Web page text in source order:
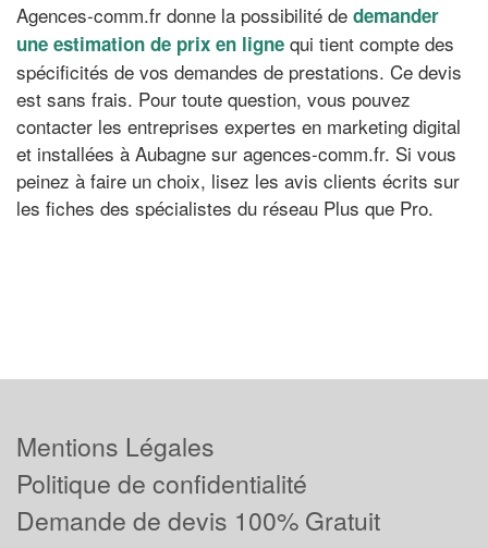
Agences-comm.fr donne la possibilité de demander
une estimation de prix en ligne qui tient compte des
spécificités de vos demandes de prestations. Ce devis
est sans frais. Pour toute question, vous pouvez
contacter les entreprises expertes en marketing digital
et installées à Aubagne sur agences-comm.fr. Si vous
peinez à faire un choix, lisez les avis clients écrits sur
les fiches des spécialistes du réseau Plus que Pro.
Mentions Légales
Politique de confidentialité
Demande de devis 100% Gratuit